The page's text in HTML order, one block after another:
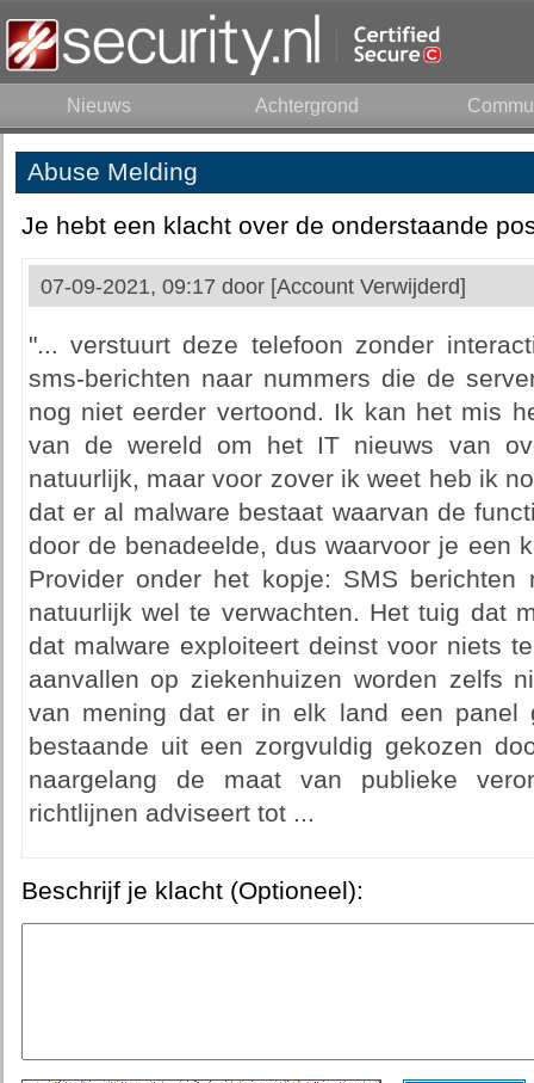
Nieuws Achtergrond
Abuse Melding
Je hebt een klacht over de onderstaande
07-09-2021, 09:17 door [Account Verwijderd]
"... verstuurt deze telefoon zonder
sms-berichten naar nummers die de
nog niet eerder vertoond. Ik kan het mis
van de wereld om het IT nieuws van
natuurlijk, maar voor zover ik weet heb ik
dat er al malware bestaat waarvan de
door de benadeelde, dus waarvoor je een
Provider onder het kopje: SMS berichten
natuurlijk wel te verwachten. Het tuig dat
dat malware exploiteert deinst voor niets
aanvallen op ziekenhuizen worden zelfs
van mening dat er in elk land een panel
bestaande uit een zorgvuldig gekozen
naargelang de maat van publieke
richtlijnen adviseert tot ...
Beschrijf je klacht (Optioneel):